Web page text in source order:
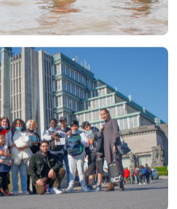
Views